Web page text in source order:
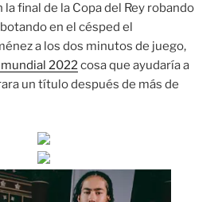
final de la Copa del Rey robando
en el césped el
a los dos minutos de juego,
2022cosa que ayudaría a
un título después de más de